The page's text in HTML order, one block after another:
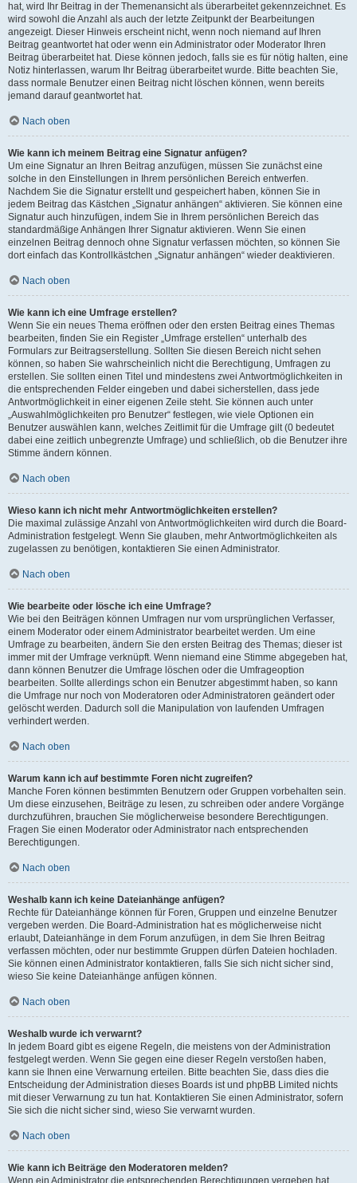
hat, wird Ihr Beitrag in der Themenansicht als überarbeitet gekennzeichnet. Es
wird sowohl die Anzahl als auch der letzte Zeitpunkt der Bearbeitungen
angezeigt. Dieser Hinweis erscheint nicht, wenn noch niemand auf Ihren
Beitrag geantwortet hat oder wenn ein Administrator oder Moderator Ihren
Beitrag überarbeitet hat. Diese können jedoch, falls sie es für nötig halten, eine
Notiz hinterlassen, warum Ihr Beitrag überarbeitet wurde. Bitte beachten Sie,
dass normale Benutzer einen Beitrag nicht löschen können, wenn bereits
jemand darauf geantwortet hat.
Nach oben
Wie kann ich meinem Beitrag eine Signatur anfügen?
Um eine Signatur an Ihren Beitrag anzufügen, müssen Sie zunächst eine
solche in den Einstellungen in Ihrem persönlichen Bereich entwerfen.
Nachdem Sie die Signatur erstellt und gespeichert haben, können Sie in
jedem Beitrag das Kästchen „Signatur anhängen“ aktivieren. Sie können eine
Signatur auch hinzufügen, indem Sie in Ihrem persönlichen Bereich das
standardmäßige Anhängen Ihrer Signatur aktivieren. Wenn Sie einen
einzelnen Beitrag dennoch ohne Signatur verfassen möchten, so können Sie
dort einfach das Kontrollkästchen „Signatur anhängen“ wieder deaktivieren.
Nach oben
Wie kann ich eine Umfrage erstellen?
Wenn Sie ein neues Thema eröffnen oder den ersten Beitrag eines Themas
bearbeiten, finden Sie ein Register „Umfrage erstellen“ unterhalb des
Formulars zur Beitragserstellung. Sollten Sie diesen Bereich nicht sehen
können, so haben Sie wahrscheinlich nicht die Berechtigung, Umfragen zu
erstellen. Sie sollten einen Titel und mindestens zwei Antwortmöglichkeiten in
die entsprechenden Felder eingeben und dabei sicherstellen, dass jede
Antwortmöglichkeit in einer eigenen Zeile steht. Sie können auch unter
„Auswahlmöglichkeiten pro Benutzer“ festlegen, wie viele Optionen ein
Benutzer auswählen kann, welches Zeitlimit für die Umfrage gilt (0 bedeutet
dabei eine zeitlich unbegrenzte Umfrage) und schließlich, ob die Benutzer ihre
Stimme ändern können.
Nach oben
Wieso kann ich nicht mehr Antwortmöglichkeiten erstellen?
Die maximal zulässige Anzahl von Antwortmöglichkeiten wird durch die Board-
Administration festgelegt. Wenn Sie glauben, mehr Antwortmöglichkeiten als
zugelassen zu benötigen, kontaktieren Sie einen Administrator.
Nach oben
Wie bearbeite oder lösche ich eine Umfrage?
Wie bei den Beiträgen können Umfragen nur vom ursprünglichen Verfasser,
einem Moderator oder einem Administrator bearbeitet werden. Um eine
Umfrage zu bearbeiten, ändern Sie den ersten Beitrag des Themas; dieser ist
immer mit der Umfrage verknüpft. Wenn niemand eine Stimme abgegeben hat,
dann können Benutzer die Umfrage löschen oder die Umfrageoption
bearbeiten. Sollte allerdings schon ein Benutzer abgestimmt haben, so kann
die Umfrage nur noch von Moderatoren oder Administratoren geändert oder
gelöscht werden. Dadurch soll die Manipulation von laufenden Umfragen
verhindert werden.
Nach oben
Warum kann ich auf bestimmte Foren nicht zugreifen?
Manche Foren können bestimmten Benutzern oder Gruppen vorbehalten sein.
Um diese einzusehen, Beiträge zu lesen, zu schreiben oder andere Vorgänge
durchzuführen, brauchen Sie möglicherweise besondere Berechtigungen.
Fragen Sie einen Moderator oder Administrator nach entsprechenden
Berechtigungen.
Nach oben
Weshalb kann ich keine Dateianhänge anfügen?
Rechte für Dateianhänge können für Foren, Gruppen und einzelne Benutzer
vergeben werden. Die Board-Administration hat es möglicherweise nicht
erlaubt, Dateianhänge in dem Forum anzufügen, in dem Sie Ihren Beitrag
verfassen möchten, oder nur bestimmte Gruppen dürfen Dateien hochladen.
Sie können einen Administrator kontaktieren, falls Sie sich nicht sicher sind,
wieso Sie keine Dateianhänge anfügen können.
Nach oben
Weshalb wurde ich verwarnt?
In jedem Board gibt es eigene Regeln, die meistens von der Administration
festgelegt werden. Wenn Sie gegen eine dieser Regeln verstoßen haben,
kann sie Ihnen eine Verwarnung erteilen. Bitte beachten Sie, dass dies die
Entscheidung der Administration dieses Boards ist und phpBB Limited nichts
mit dieser Verwarnung zu tun hat. Kontaktieren Sie einen Administrator, sofern
Sie sich die nicht sicher sind, wieso Sie verwarnt wurden.
Nach oben
Wie kann ich Beiträge den Moderatoren melden?
Wenn ein Administrator die entsprechenden Berechtigungen vergeben hat,